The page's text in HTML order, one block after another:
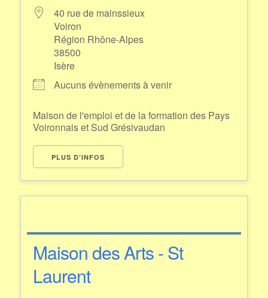
40 rue de mainssieux
Voiron
Région Rhône-Alpes
38500
Isère
Aucuns évènements à venir
Maison de l'emploi et de la formation des Pays
Voironnais et Sud Grésivaudan
PLUS D’INFOS
Maison des Arts - St
Laurent